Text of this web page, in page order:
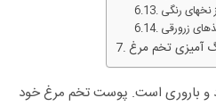
نخهای رنگی
زرورقی
آمیزی تخم مرغ
و باروری است. پوست تخم مرغ خود